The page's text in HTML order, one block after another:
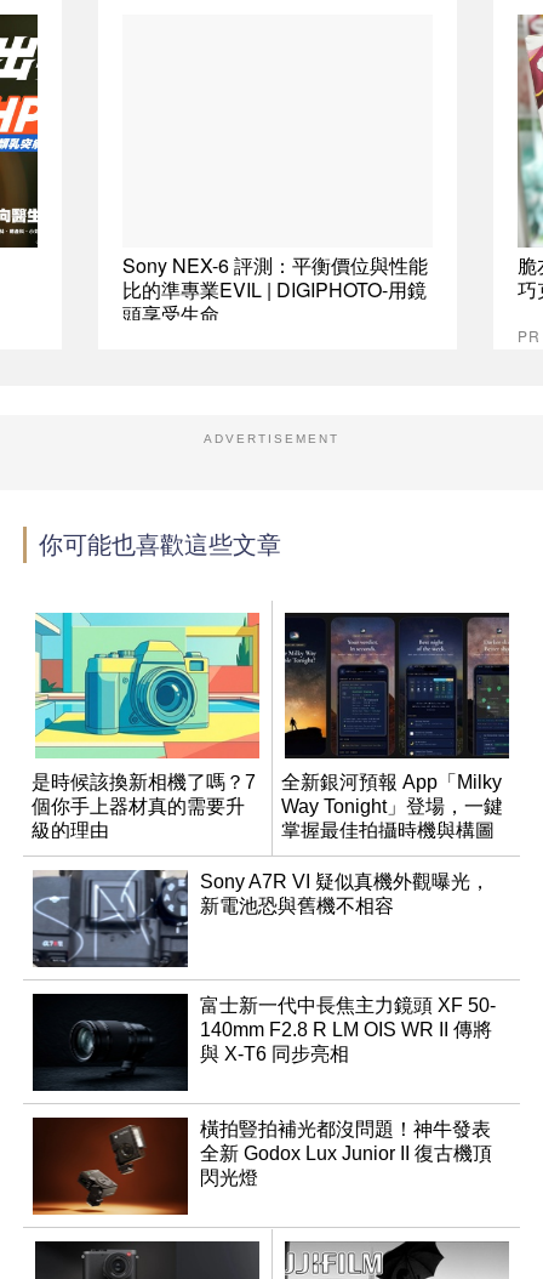
Sony NEX-6 評測：平衡價位與性能
比的準專業EVIL | DIGIPHOTO-用鏡
頭享受生命
脆
巧
ADVERTISEMENT
你可能也喜歡這些文章
是時候該換新相機了嗎？7
個你手上器材真的需要升
級的理由
全新銀河預報 App「Milky
Way Tonight」登場，一鍵
掌握最佳拍攝時機與構圖
Sony A7R VI 疑似真機外觀曝光，
新電池恐與舊機不相容
富士新一代中長焦主力鏡頭 XF 50-
140mm F2.8 R LM OIS WR II 傳將
與 X-T6 同步亮相
橫拍豎拍補光都沒問題！神牛發表
全新 Godox Lux Junior II 復古機頂
閃光燈